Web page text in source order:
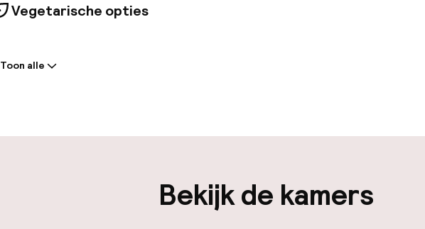
Vegetarische opties
Parkeergelegenheid op eigen
Fietsverhuur
Toon alle
Bekijk de kamers